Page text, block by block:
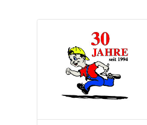
Tipps & Tricks